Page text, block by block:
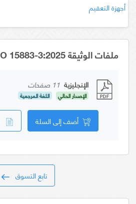
أجهزة التعقيم
ملفات الوثيقة GSO ISO 15883-3:2025
الإنجليزية 11 صفحات
الإصدار الحالي اللغة المرجعية
أضف إلى السلة
تابع التسوق